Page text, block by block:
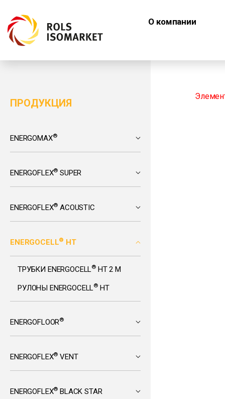
О компании
ПРОДУКЦИЯ
ENERGOMAX®
ENERGOFLEX® SUPER
ENERGOFLEX® ACOUSTIC
ENERGOCELL® HT
ТРУБКИ ENERGOCELL® HT 2 М
РУЛОНЫ ENERGOCELL® HT
ENERGOFLOOR®
ENERGOFLEX® VENT
ENERGOFLEX® BLACK STAR